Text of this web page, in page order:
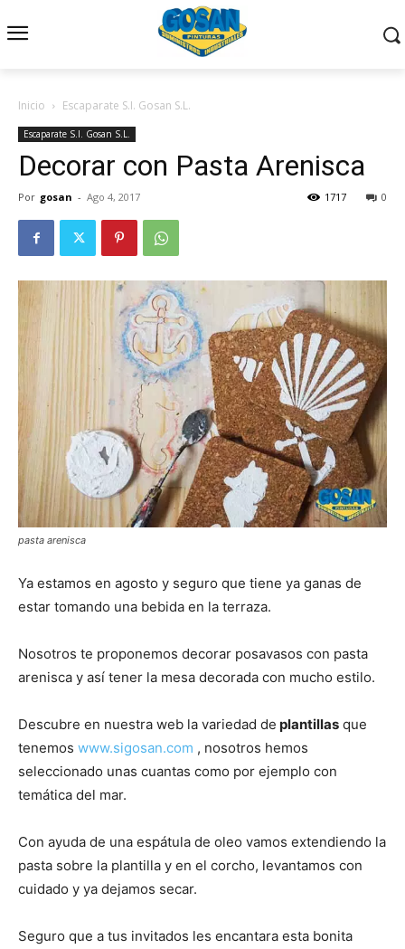
Inicio Escaparate S.I. Gosan S.L.
Escaparate S.I. Gosan S.L.
Decorar con Pasta Arenisca
Por gosan - Ago 4, 2017 0
1717
pasta arenisca
Ya estamos en agosto y seguro que tiene ya ganas de
estar tomando una bebida en la terraza.
Nosotros te proponemos decorar posavasos con pasta
arenisca y así tener la mesa decorada con mucho estilo.
Descubre en nuestra web la variedad de plantillas que
tenemos www.sigosan.com , nosotros hemos
seleccionado unas cuantas como por ejemplo con
temática del mar.
Con ayuda de una espátula de oleo vamos extendiendo la
pasta sobre la plantilla y en el corcho, levantamos con
cuidado y ya dejamos secar.
Seguro que a tus invitados les encantara esta bonita